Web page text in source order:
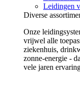
Leidingen
Diverse
Onze
vrijwel alle
ziekenhuis,
zonne-energie -
vele jaren